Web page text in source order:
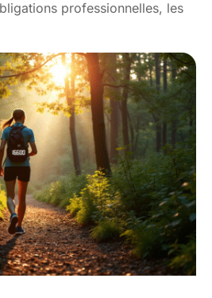
professionnelles, les